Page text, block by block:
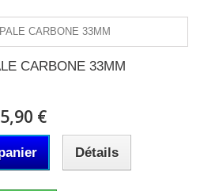
CARBONE 33MM
5,90 €
Détails